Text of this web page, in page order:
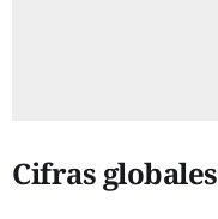
Cifras globales